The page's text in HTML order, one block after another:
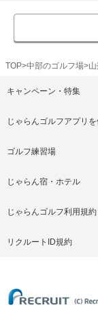
TOP 中部のゴルフ場
キャンペーン・特集
じゃらんゴルフアプリを
ゴルフ練習場
じゃらん宿・ホテル
じゃらんゴルフ利用規約
リクルートID規約